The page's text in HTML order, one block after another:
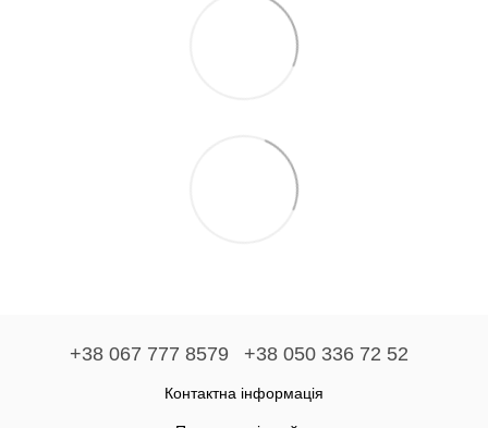
+38 067 777 8579 +38 050 336 72 52
Контактна інформація